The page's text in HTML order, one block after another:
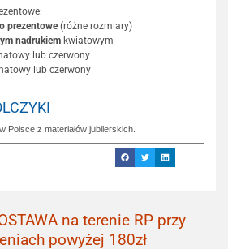
prezentowe(różne rozmiary)
nadrukiem kwiatowym
lub czerwony
lub czerwony
Polsce z materiałów jubilerskich.
na terenie RP przy
powyżej 180zł